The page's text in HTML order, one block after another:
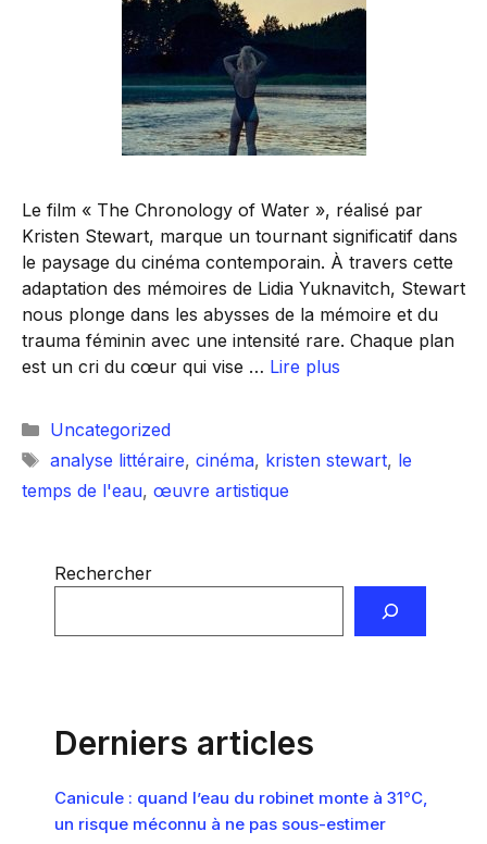
Le film « The Chronology of Water », réalisé par
Kristen Stewart, marque un tournant significatif dans
le paysage du cinéma contemporain. À travers cette
adaptation des mémoires de Lidia Yuknavitch, Stewart
nous plonge dans les abysses de la mémoire et du
trauma féminin avec une intensité rare. Chaque plan
est un cri du cœur qui vise … Lire plus
Catégories
Uncategorized
Étiquettes
analyse littéraire, cinéma, kristen stewart, le
temps de l'eau, œuvre artistique
Rechercher
Derniers articles
Canicule : quand l’eau du robinet monte à 31°C,
un risque méconnu à ne pas sous-estimer